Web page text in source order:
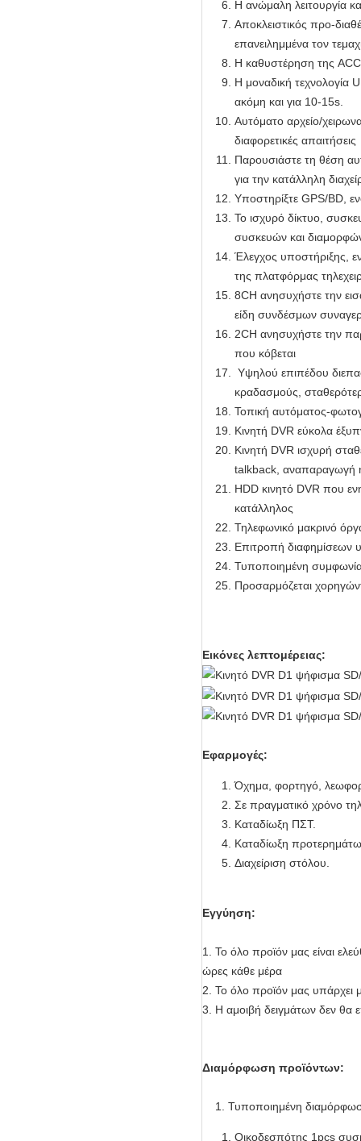
Η ανώμαλη λειτουργία
Αποκλειστικός προ-
επανειλημμένα τον
Η καθυστέρηση της
Η μοναδική τεχνολογία
ακόμη και για 10-15s.
Αυτόματο αρχείο/
διαφορετικές απαιτήσεις
Παρουσιάστε τη θέση
για την κατάλληλη
Υποστηρίξτε GPS/BD,
Το ισχυρό δίκτυο,
συσκευών και
Έλεγχος υποστήριξης,
της πλατφόρμας
8CH ανησυχήστε την
είδη συνδέσμων
2CH ανησυχήστε την
που κόβεται
Υψηλού επιπέδου
κραδασμούς,
Τοπική αυτόματος-
Κινητή DVR εύκολα
Κινητή DVR ισχυρή
talkback, αναπαραγωγή
HDD κινητό DVR που
κατάλληλος
Τηλεφωνικό μακρινό
Επιτροπή διαφημίσεων
Τυποποιημένη
Προσαρμόζεται
Εικόνες λεπτομέρειας:
Εφαρμογές:
Όχημα, φορτηγό,
Σε πραγματικό χρόνο
Καταδίωξη ΠΣΤ.
Καταδίωξη
Διαχείριση στόλου.
Εγγύηση:
1. Το όλο προϊόν μας είναι
ώρες κάθε μέρα
2. Το όλο προϊόν μας υπάρχει
3. Η αμοιβή δειγμάτων δεν θα
Διαμόρφωση προϊόντων:
1. Τυποποιημένη
Οικοδεσπότης 1pcs